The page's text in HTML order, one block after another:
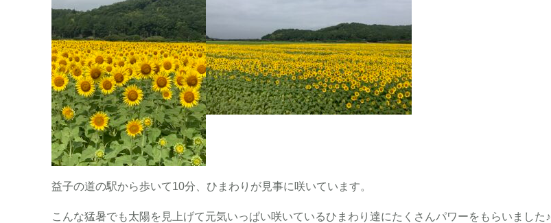
益子の道の駅から歩いて10分、ひまわりが見事に咲いています。
こんな猛暑でも太陽を見上げて元気いっぱい咲いているひまわり達にたくさんパワーをもらいました♪